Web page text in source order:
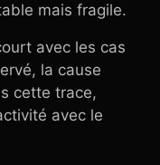
mais fragile.
avec les cas
la cause
cette trace,
avec le